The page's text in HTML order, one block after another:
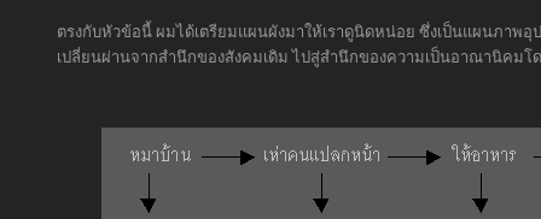
ตรงกับหัวข้อนี้ ผมได้เตรียมแผนผังมาให้เราดูนิดหน่อย ซึ่งเป็นแผนภาพ
เปลี่ยนผ่านจากสำนึกของสังคมเดิม ไปสู่สำนึกของความเป็นอาณานิคมโ